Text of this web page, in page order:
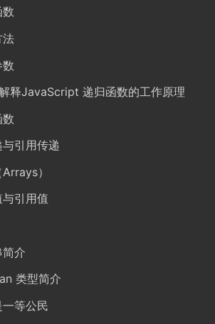
释JavaScript 递归函数的工作原理
引用传递
）
引用值
介
类型简介
等公民